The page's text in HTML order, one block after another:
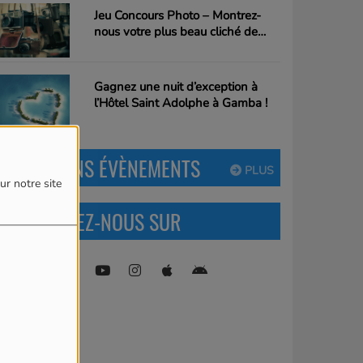
notre site
Jeu Concours Photo – Montrez-
nous votre plus beau cliché de
Gagnez une nuit d’exception à
l’Hôtel Saint Adolphe à Gamba !
PLUS
PROCHAINS ÉVÈNEMENTS
RETROUVEZ-NOUS SUR